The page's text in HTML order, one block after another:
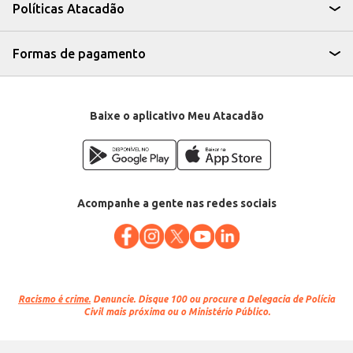
especiais. Sua praticidade na venda por quilo facilita o controle de estoque
Políticas Atacadão
Formas de pagamento
Baixe o aplicativo Meu Atacadão
Acompanhe a gente nas redes sociais
Racismo é crime. Denuncie. Disque 100 ou procure a Delegacia de Polícia
Civil mais próxima ou o Ministério Público.